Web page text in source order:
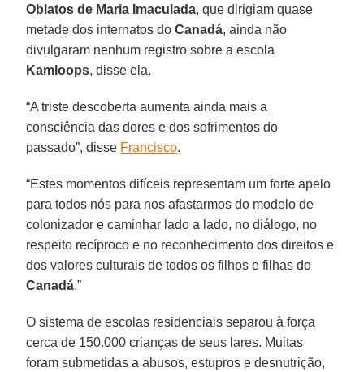
Oblatos de Maria Imaculada, que dirigiam quase
metade dos internatos doCanadá, ainda não
divulgaram nenhum registro sobre a escola
Kamloops, disse ela.
“A triste descoberta aumenta ainda mais a
consciência das dores e dos sofrimentos do
passado”, disse Francisco.
“Estes momentos difíceis representam um forte apelo
para todos nós para nos afastarmos do modelo de
colonizador e caminhar lado a lado, no diálogo, no
respeito recíproco e no reconhecimento dos direitos e
dos valores culturais de todos os filhos e filhas do
Canadá.”
O sistema de escolas residenciais separou à força
cerca de 150.000 crianças de seus lares. Muitas
foram submetidas a abusos, estupros e desnutrição,